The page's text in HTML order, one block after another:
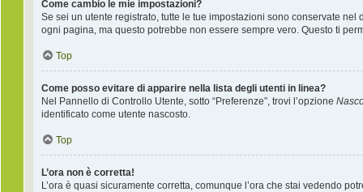
Come cambio le mie impostazioni?
Se sei un utente registrato, tutte le tue impostazioni sono conservate
ogni pagina, ma questo potrebbe non essere sempre vero. Questo ti
Top
Come posso evitare di apparire nella lista degli utenti in linea?
Nel Pannello di Controllo Utente, sotto “Preferenze”, trovi l’opzione
identificato come utente nascosto.
Top
L’ora non è corretta!
L’ora è quasi sicuramente corretta, comunque l’ora che stai vedendo